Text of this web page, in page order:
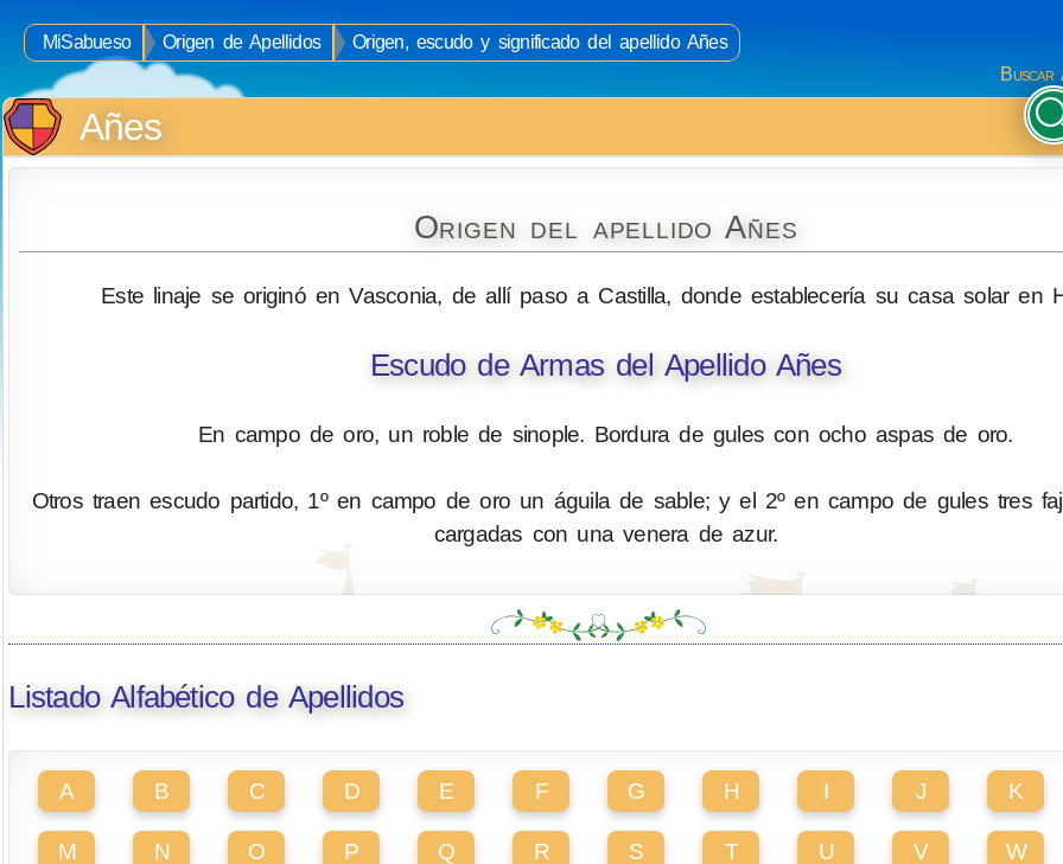
MiSabueso Origen de Apellidos
Origen, escudo y significado del apellido Añes
Buscar
Añes
Origen del apellido Añes
Este linaje se originó en Vasconia, de allí paso a Castilla, donde establecería su casa solar en
Escudo de Armas del Apellido Añes
En campo de oro, un roble de sinople. Bordura de gules con ocho aspas de oro.
Otros traen escudo partido, 1º en campo de oro un águila de sable; y el 2º en campo de gules tres
cargadas con una venera de azur.
Listado Alfabético de Apellidos
A B C D E F G H I J K
M N O P Q R S T U V W